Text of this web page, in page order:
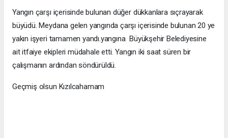
Yangın çarşı içerisinde bulunan düğer dükkanlara sıçrayarak
büyüdü. Meydana gelen yangında çarşı içerisinde bulunan 20 ye
yakın işyeri tamamen yandı.yangına Büyükşehir Belediyesine
ait itfaiye ekipleri müdahale etti. Yangın iki saat süren bir
çalışmanın ardından söndürüldü.
Geçmiş olsun Kızılcahamam